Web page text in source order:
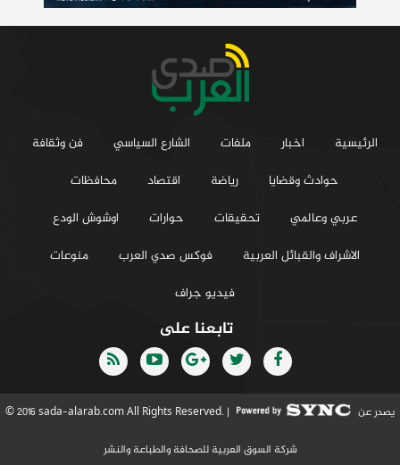
الرئيسية اخبار ملفات الشارع السياسي
فن وثقافة
حوادث وقضايا
رياضة اقتصاد
محافظات
عربي وعالمي
تحقيقات حوارات
اوشوش الودع
الاشراف والقبائل العربية
فوكس صدي العرب
منوعات
فيديو جراف
تابعنا على
© 2016 sada-alarab.com All Rights Reserved. | يصدر عن
شركة السوق العربية للصحافة والطباعة والنشر